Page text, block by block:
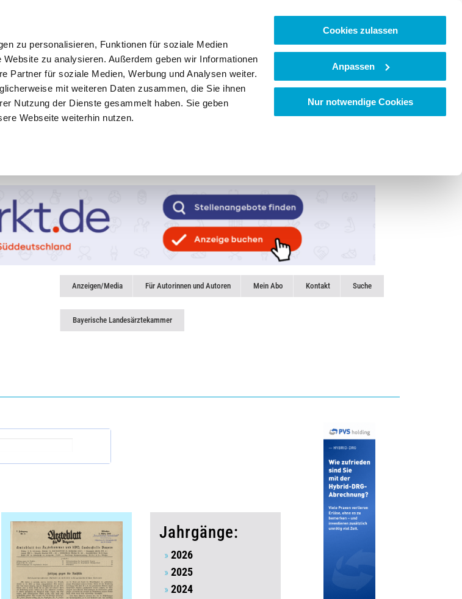
zu personalisieren, Funktionen für soziale Medien
zu analysieren. Außerdem geben wir Informationen
Partner für soziale Medien, Werbung und Analysen weiter.
mit weiteren Daten zusammen, die Sie ihnen
Nutzung der Dienste gesammelt haben. Sie geben
Webseite weiterhin nutzen.
Cookies zulassen
Anpassen
Nur notwendige Cookies
Anzeigen/Media Für Autorinnen und Autoren Mein Abo Kontakt Suche
Bayerische Landesärztekammer
Jahrgänge:
2026
2025
2024